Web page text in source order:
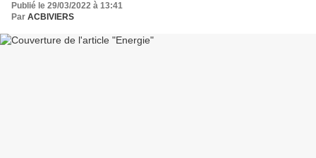
Publié le 29/03/2022 à 13:41
Par ACBIVIERS